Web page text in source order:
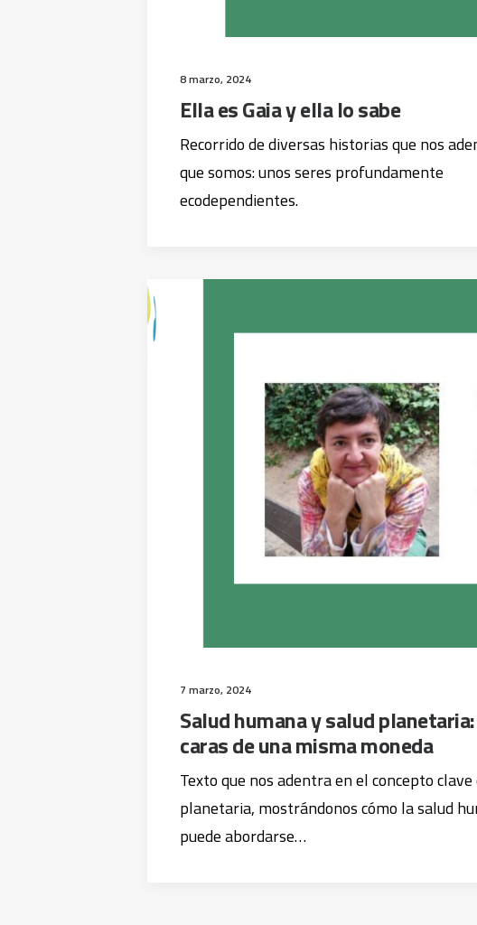
8 marzo, 2024
Ella es Gaia y ella lo sabe
Recorrido de diversas historias que nos
que somos: unos seres profundamente
ecodependientes.
7 marzo, 2024
Salud humana y salud
caras de una misma moneda
Texto que nos adentra en el concepto clave
planetaria, mostrándonos cómo la salud
puede abordarse…